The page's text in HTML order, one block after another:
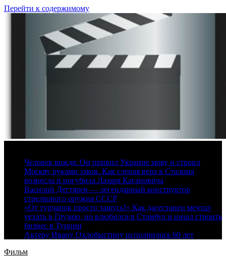
Перейти к содержимому
Человек вождя. Он привил Украине мову и строил
Москву руками зэков. Как слепая вера в Сталина
вознесла и погубила Лазаря Кагановича
Василий Дегтярев — легендарный конструктор
стрелкового оружия СССР
«От турчанок просто тащусь!» Как дагестанец мечтал
уехать в Грузию, но влюбился в Стамбул и начал строить
бизнес в Турции
Актеру Ивану Охлобыстину исполнилось 60 лет
Фильм